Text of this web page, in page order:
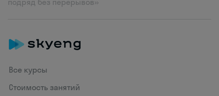
подряд без перерывов»
Все курсы
Стоимость занятий